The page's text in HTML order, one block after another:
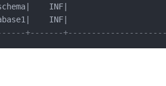
INF|
+-------